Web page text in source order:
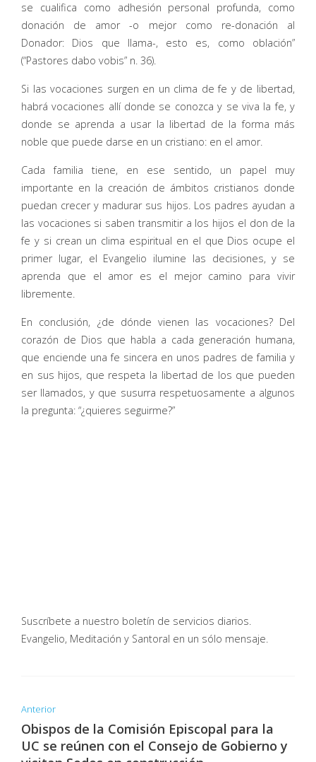
se cualifica como adhesión personal profunda, como
donación de amor -o mejor como re-donación al
Donador: Dios que llama-, esto es, como oblación”
(“Pastores dabo vobis” n. 36).
Si las vocaciones surgen en un clima de fe y de libertad,
habrá vocaciones allí donde se conozca y se viva la fe, y
donde se aprenda a usar la libertad de la forma más
noble que puede darse en un cristiano: en el amor.
Cada familia tiene, en ese sentido, un papel muy
importante en la creación de ámbitos cristianos donde
puedan crecer y madurar sus hijos. Los padres ayudan a
las vocaciones si saben transmitir a los hijos el don de la
fe y si crean un clima espiritual en el que Dios ocupe el
primer lugar, el Evangelio ilumine las decisiones, y se
aprenda que el amor es el mejor camino para vivir
libremente.
En conclusión, ¿de dónde vienen las vocaciones? Del
corazón de Dios que habla a cada generación humana,
que enciende una fe sincera en unos padres de familia y
en sus hijos, que respeta la libertad de los que pueden
ser llamados, y que susurra respetuosamente a algunos
la pregunta: “¿quieres seguirme?”
Suscríbete a nuestro boletín de servicios diarios.
Evangelio, Meditación y Santoral en un sólo mensaje.
Anterior
Obispos de la Comisión Episcopal para la
UC se reúnen con el Consejo de Gobierno y